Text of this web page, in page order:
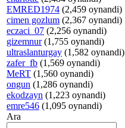
EMRED1974 (2,459 oynandi)
cimen gozlum (2,367 oynandi)
eczaci_07 (2,256 oynandi)
gizemnur(1,755 oynandi)
ultraslanturgay (1,582 oynandi)
zafer_fb (1,569 oynandi)
MeRT (1,560 oynandi)
ongun (1,286 oynandi)
ekodzayn (1,223 oynandi)
emre546 (1,095 oynandi)
Ara